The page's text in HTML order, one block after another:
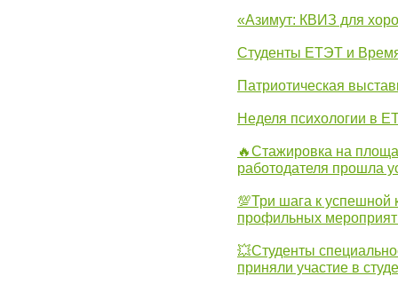
«Азимут: КВИЗ для
Студенты ЕТЭТ и
Патриотическая
Неделя психологии в
🔥Стажировка на
работодателя прошла
💯Три шага к успешной
профильных
💥Студенты
приняли участие в